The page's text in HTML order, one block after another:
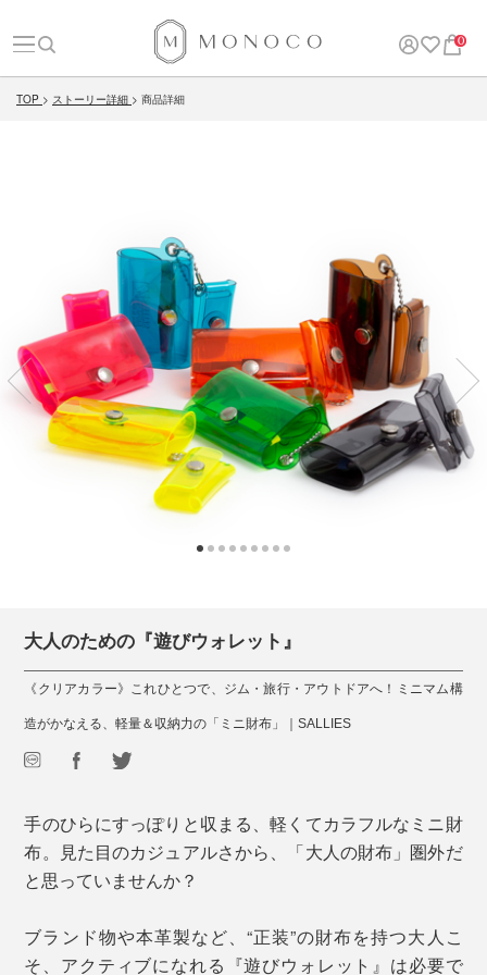
0
TOP ストーリー詳細 商品詳細
大人のための『遊びウォレット』
《クリアカラー》これひとつで、ジム・旅行・アウトドアへ！ミニマム構
造がかなえる、軽量＆収納力の「ミニ財布」｜SALLIES
手のひらにすっぽりと収まる、軽くてカラフルなミニ財
布。見た目のカジュアルさから、「大人の財布」圏外だ
と思っていませんか？
ブランド物や本革製など、“正装”の財布を持つ大人こ
そ、アクティブになれる『遊びウォレット』は必要で